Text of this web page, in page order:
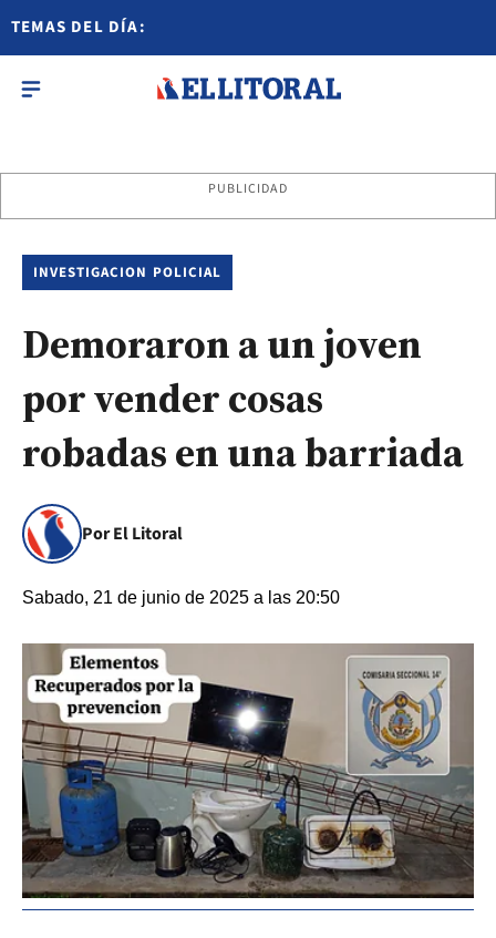
TEMAS DEL DÍA:
PUBLICIDAD
INVESTIGACION POLICIAL
Demoraron a un joven
por vender cosas
robadas en una barriada
Por El Litoral
Sabado, 21 de junio de 2025 a las 20:50